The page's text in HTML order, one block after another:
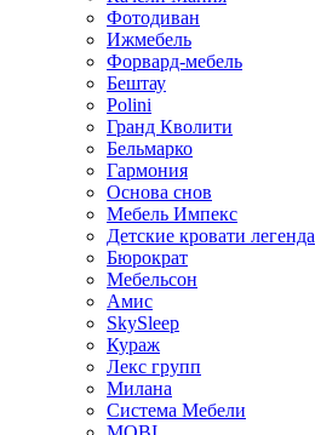
Фотодиван
Ижмебель
Форвард-мебель
Бештау
Polini
Гранд Кволити
Бельмарко
Гармония
Основа снов
Мебель Импекс
Детские кровати легенда
Бюрократ
Мебельсон
Амис
SkySleep
Кураж
Лекс групп
Милана
Система Мебели